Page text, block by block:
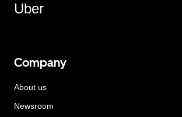
Uber
Company
About us
Newsroom